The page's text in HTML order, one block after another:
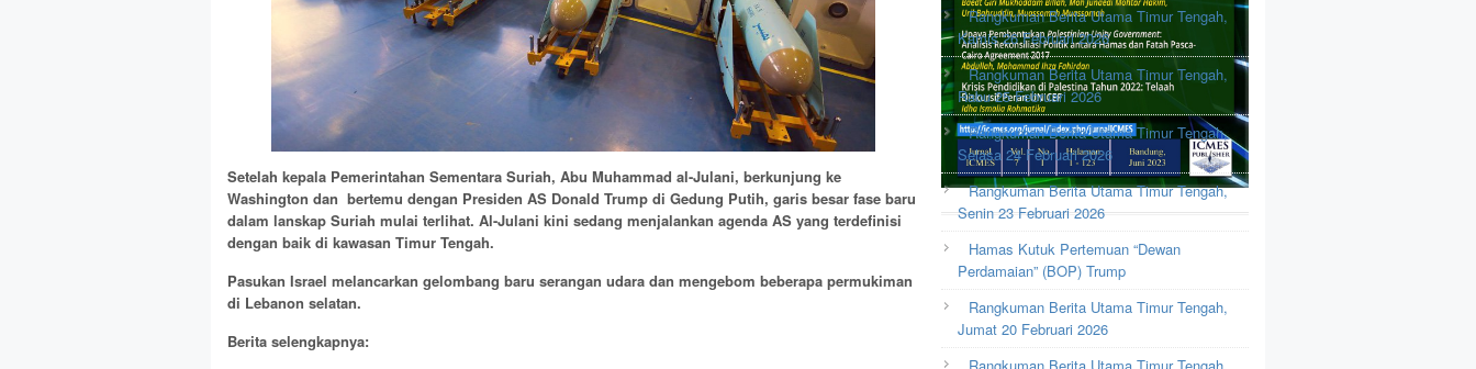
Setelah kepala Pemerintahan Sementara Suriah, Abu Muhammad al-Julani, berkunjung ke
Washington dan bertemu dengan Presiden AS Donald Trump di Gedung Putih, garis besar fase baru
dalam lanskap Suriah mulai terlihat. Al-Julani kini sedang menjalankan agenda AS yang terdefinisi
dengan baik di kawasan Timur Tengah.
Pasukan Israel melancarkan gelombang baru serangan udara dan mengebom beberapa permukiman
di Lebanon selatan.
Berita selengkapnya:
Rangkuman Berita Utama Timur Tengah,
Kamis 26 Februari 2026
Rangkuman Berita Utama Timur Tengah,
Rabu 25 Februari 2026
Rangkuman Berita Utama Timur Tengah,
Selasa 24 Februari 2026
Rangkuman Berita Utama Timur Tengah,
Senin 23 Februari 2026
Hamas Kutuk Pertemuan “Dewan
Perdamaian” (BOP) Trump
Rangkuman Berita Utama Timur Tengah,
Jumat 20 Februari 2026